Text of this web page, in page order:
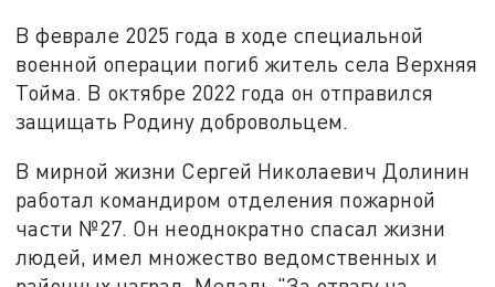
В феврале 2025 года в ходе специальной
военной операции погиб житель села Верхняя
Тойма. В октябре 2022 года он отправился
защищать Родину добровольцем.
В мирной жизни Сергей Николаевич Долинин
работал командиром отделения пожарной
части №27. Он неоднократно спасал жизни
людей, имел множество ведомственных и